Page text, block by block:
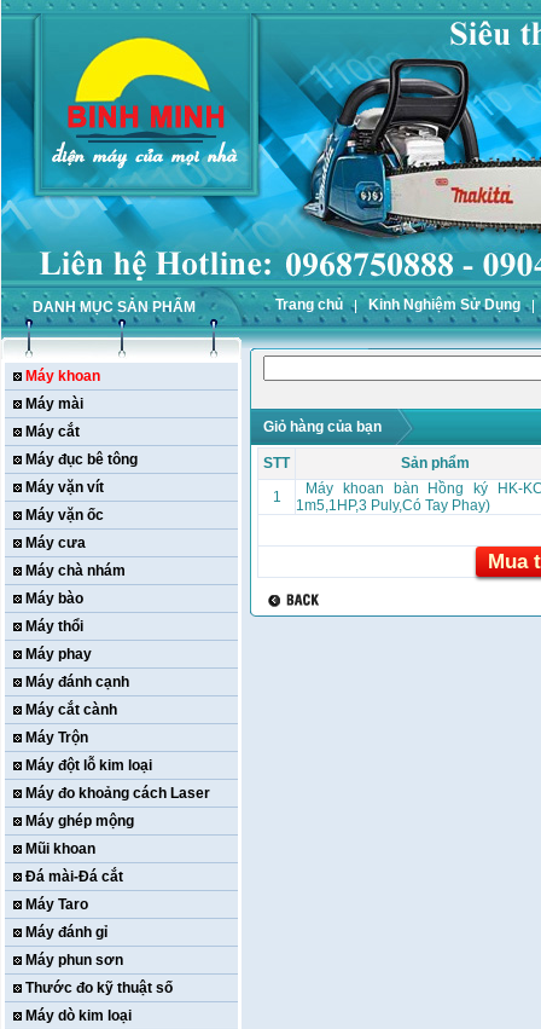
DANH MỤC SẢN PHẨM Trang chủ Kinh Nghiệm Sử Dụng
Máy khoan
Máy mài
Máy cắt
Máy đục bê tông
Máy vặn vít
Máy vặn ốc
Máy cưa
Máy chà nhám
Máy bào
Máy thổi
Máy phay
Máy đánh cạnh
Máy cắt cành
Máy Trộn
Máy đột lỗ kim loại
Máy đo khoảng cách Laser
Máy ghép mộng
Mũi khoan
Đá mài-Đá cắt
Máy Taro
Máy đánh gỉ
Máy phun sơn
Thước đo kỹ thuật số
Máy dò kim loại
Giỏ hàng của bạn
STT
Sản phẩm
1
Máy khoan bàn Hồng ký HK-
1m5,1HP,3 Puly,Có Tay Phay)
Mua